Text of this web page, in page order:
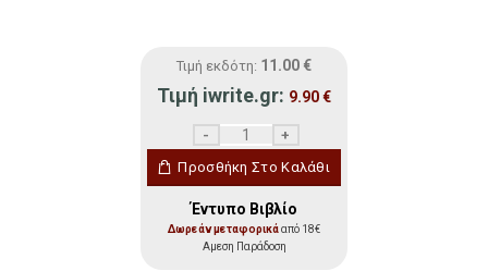
Τιμή εκδότη: 11.00 €
Τιμή iwrite.gr: 9.90€
Προσθήκη Στο Καλάθι
Έντυπο Βιβλίο
Δωρεάν μεταφορικάαπό 18€
Αμεση Παράδοση